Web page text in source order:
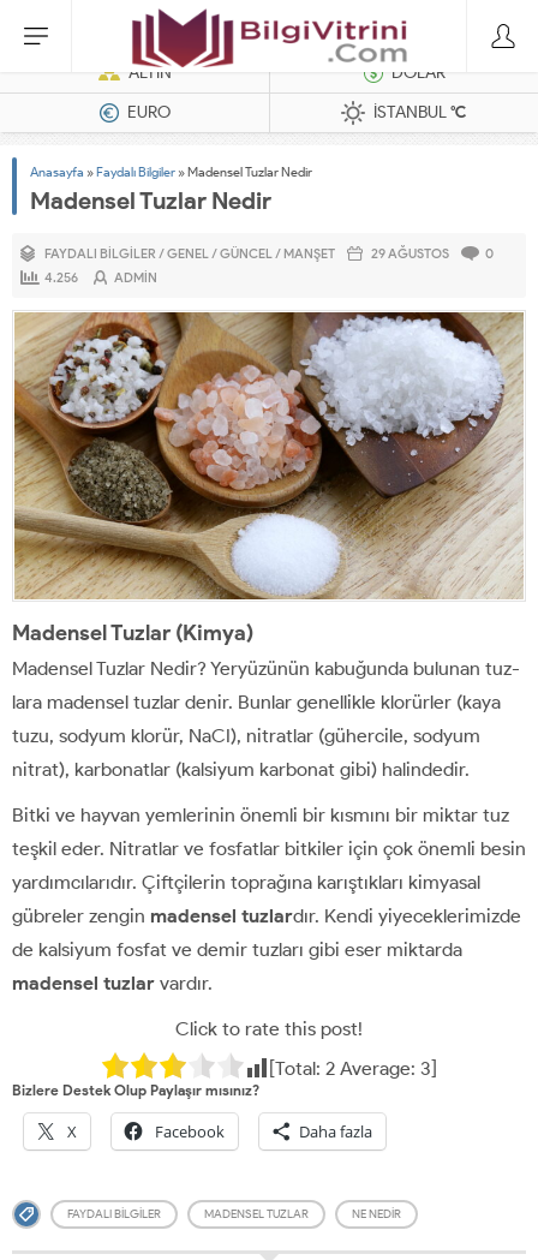
Dizel Jeneratörler
ALTIN
DOLAR
EURO
İSTANBUL°C
Anasayfa »Faydalı Bilgiler »Madensel Tuzlar Nedir
Madensel Tuzlar Nedir
FAYDALI BILGILER /GENEL/GÜNCEL/ MANŞET 29 AĞUSTOS
0
4.256
ADMIN
Madensel Tuzlar (Kimya)
Madensel Tuzlar Nedir? Yeryüzünün kabuğunda bulunan tuz­
lara madensel tuzlar denir. Bunlar genellikle klorürler (kaya
tuzu, sodyum klorür, NaCI), nitratlar (gühercile, sodyum
nitrat), karbonatlar (kalsiyum karbonat gibi) halin­dedir.
Bitki ve hayvan yemlerinin önemli bir kısmını bir miktar tuz
teşkil eder. Nitratlar ve fosfatlar bitkiler için çok önemli besin
yardımcılarıdır. Çiftçilerin toprağına karış­tıkları kimyasal
gübreler zengin madensel tuzlardır. Kendi yiyeceklerimizde
de kalsi­yum fosfat ve demir tuzları gibi eser miktarda
madensel tuzlar vardır.
Click to rate this post!
[Total: 2 Average: 3]
Bizlere Destek Olup Paylaşır mısınız?
X Facebook Daha fazla
FAYDALI BILGILER MADENSEL TUZLAR NE NEDIR